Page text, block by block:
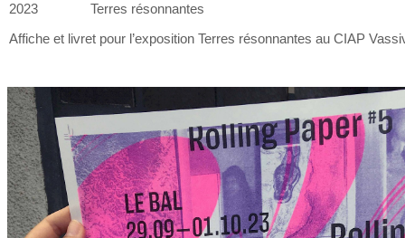
2023
Terres résonnantes
Affiche et livret pour l’exposition Terres résonnantes au CIAP